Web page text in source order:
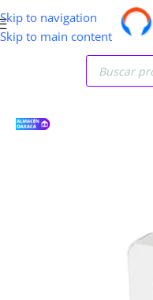
Skip to navigation
Skip to main content